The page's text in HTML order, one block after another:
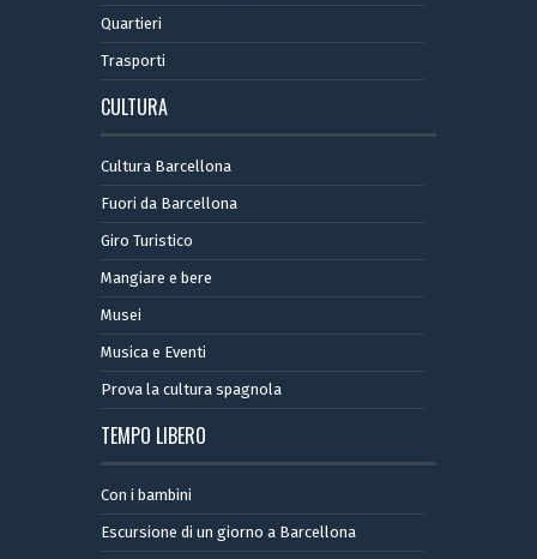
Quartieri
Trasporti
CULTURA
Cultura Barcellona
Fuori da Barcellona
Giro Turistico
Mangiare e bere
Musei
Musica e Eventi
Prova la cultura spagnola
TEMPO LIBERO
Con i bambini
Escursione di un giorno a Barcellona